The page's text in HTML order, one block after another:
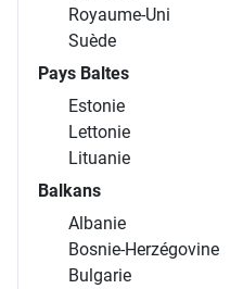
Royaume-Uni
Suède
Pays Baltes
Estonie
Lettonie
Lituanie
Balkans
Albanie
Bosnie-Herzégovine
Bulgarie